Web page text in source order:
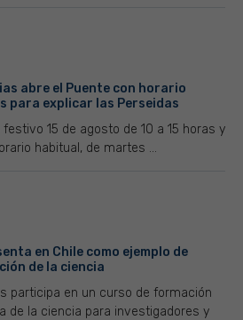
abre el Puente con horario
para explicar las Perseidas
15 de agosto de 10 a 15 horas y
habitual, de martes ...
en Chile como ejemplo de
de la ciencia
participa en un curso de formación
de la ciencia para investigadores y